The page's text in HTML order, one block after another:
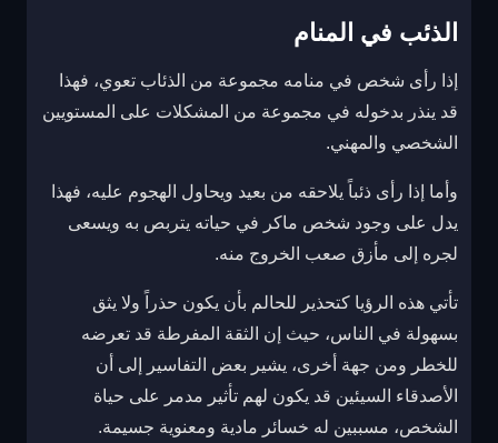
الذئب في المنام
إذا رأى شخص في منامه مجموعة من الذئاب تعوي، فهذا
قد ينذر بدخوله في مجموعة من المشكلات على المستويين
الشخصي والمهني.
وأما إذا رأى ذئباً يلاحقه من بعيد ويحاول الهجوم عليه، فهذا
يدل على وجود شخص ماكر في حياته يتربص به ويسعى
لجره إلى مأزق صعب الخروج منه.
تأتي هذه الرؤيا كتحذير للحالم بأن يكون حذراً ولا يثق
بسهولة في الناس، حيث إن الثقة المفرطة قد تعرضه
للخطر ومن جهة أخرى، يشير بعض التفاسير إلى أن
الأصدقاء السيئين قد يكون لهم تأثير مدمر على حياة
الشخص، مسببين له خسائر مادية ومعنوية جسيمة.